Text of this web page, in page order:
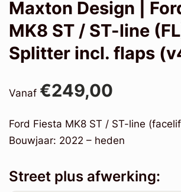
Maxton Design |
MK8 ST / ST-line
Splitter incl. flaps
Vanaf €249,00
Ford Fiesta MK8 ST / ST-line
Bouwjaar: 2022 – heden
Street plus afwerking: